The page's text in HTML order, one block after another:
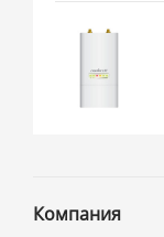
Компания